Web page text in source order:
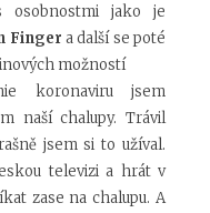
osobnostmi jako je
Finger a další se poté
možností
koronaviru jsem
naší chalupy. Trávil
jsem si to užíval.
televizi a hrát v
zase na chalupu. A